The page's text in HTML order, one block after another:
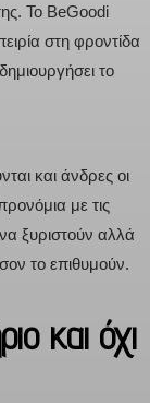
Το BeGoodi
στη φροντίδα
το
και άνδρες οι
με τις
ξυριστούν αλλά
το επιθυμούν.
και όχι